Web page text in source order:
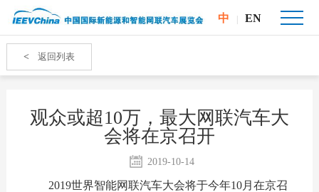
中 EN
< 返回列表
观众或超10万，最大网联汽车大
会将在京召开
2019-10-14
2019世界智能网联汽车大会将于今年10月在京召